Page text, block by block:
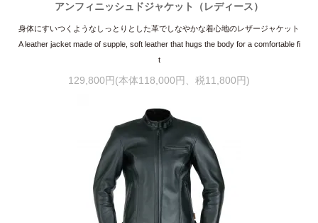
アンフィニッシュドジャケット（レディース）
身体にすいつくようなしっとりとした革でしなやかな着心地のレザージャケット
A leather jacket made of supple, soft leather that hugs the body for a comfortable fi
t
129,800円(本体118,000円、税11,800円)